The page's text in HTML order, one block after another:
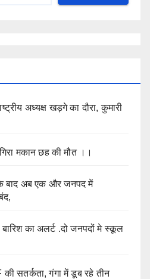
अध्यक्ष खड़गे का दौरा, कुमारी
मकान छह की मौत ।।
बाद अब एक और जनपद में
बारिश का अलर्ट .दो जनपदों मे स्कूल
की सतर्कता, गंगा में डूब रहे तीन